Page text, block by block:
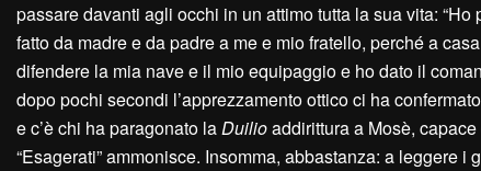
passare davanti agli occhi in un attimo tutta la sua vita:
fatto da madre e da padre a me e mio fratello, perché a
difendere la mia nave e il mio equipaggio e ho dato il
dopo pochi secondi l’apprezzamento ottico ci ha
e c’è chi ha paragonato laDuilioaddirittura a Mosè,
“Esagerati” ammonisce. Insomma, abbastanza: a leggere